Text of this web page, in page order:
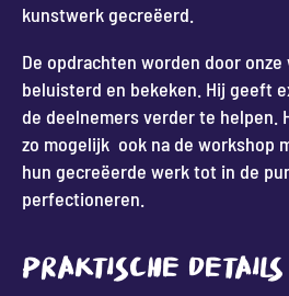
kunstwerk gecreëerd.
De opdrachten worden door
beluisterd en bekeken. Hij geeft
de deelnemers verder te helpen.
zo mogelijk ook na de workshop
hun gecreëerde werk tot in de
perfectioneren.
PRAKTISCHE DETAILS